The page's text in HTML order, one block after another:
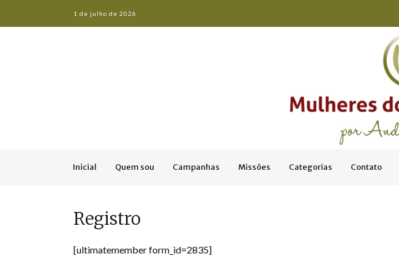
1 de julho de 2026
Inicial Quem sou Campanhas Missões Categorias Contato
Registro
[ultimatemember form_id=2835]